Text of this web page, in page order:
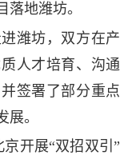
地潍坊。
潍坊，双方在产
人才培育、沟通
签署了部分重点
。
开展“双招双引”